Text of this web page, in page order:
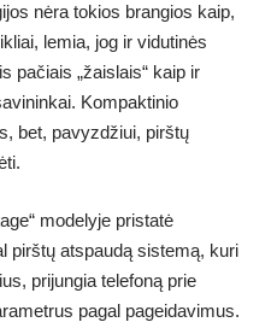
nėra tokios brangios kaip,
lemia, jog ir vidutinės
pačiais „žaislais“ kaip ir
Kompaktinio
bet, pavyzdžiui, pirštų
modelyje pristatė
pirštų atspaudą sistemą, kuri
prijungia telefoną prie
pagal pageidavimus.